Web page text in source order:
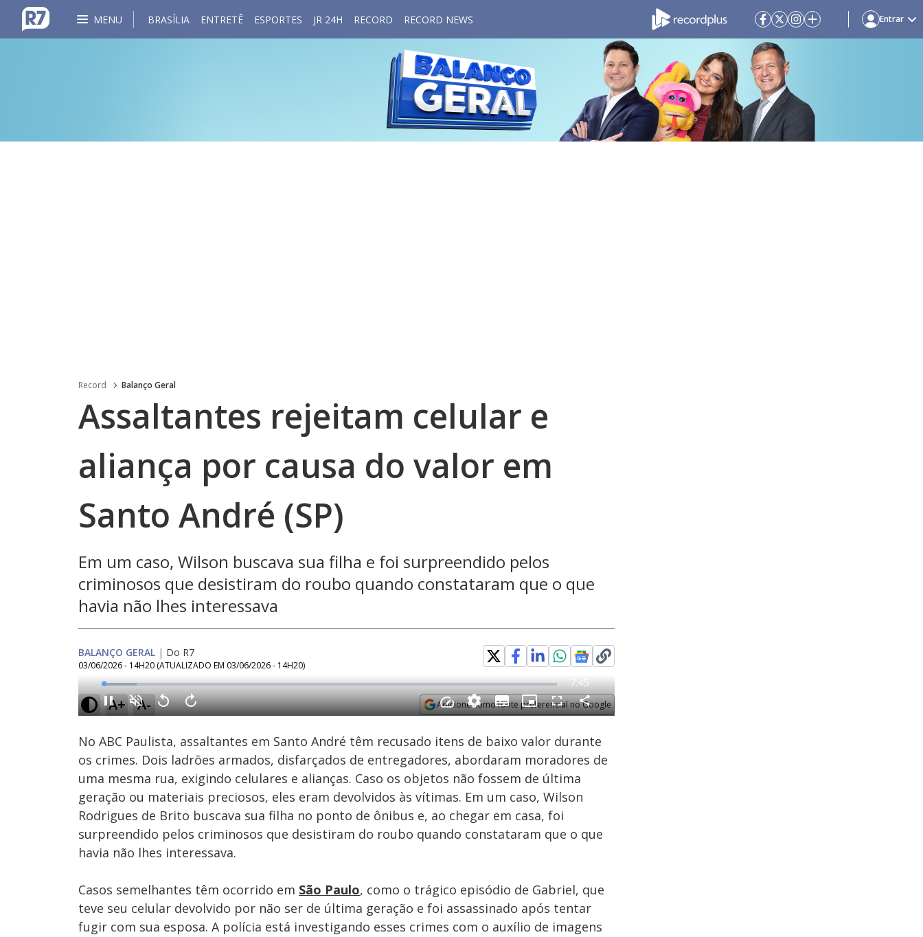
MENU BRASÍLIA ENTRETÊ ESPORTES JR 24H RECORD RECORD NEWS Entrar
Record Balanço Geral
Assaltantes rejeitam celular e
aliança por causa do valor em
Santo André (SP)
Em um caso, Wilson buscava sua filha e foi surpreendido pelos
criminosos que desistiram do roubo quando constataram que o que
havia não lhes interessava
BALANÇO GERAL | Do R7
03/06/2026 - 14H20 (ATUALIZADO EM 03/06/2026 - 14H20)
A+ A- Adicione como fonte preferencial no Google
Ativar
Som
Loaded:
7.70%
Velocidade Subtitles
No ABC Paulista, assaltantes em Santo André têm recusado itens de baixo valor durante
os crimes. Dois ladrões armados, disfarçados de entregadores, abordaram moradores de
uma mesma rua, exigindo celulares e alianças. Caso os objetos não fossem de última
geração ou materiais preciosos, eles eram devolvidos às vítimas. Em um caso, Wilson
Rodrigues de Brito buscava sua filha no ponto de ônibus e, ao chegar em casa, foi
surpreendido pelos criminosos que desistiram do roubo quando constataram que o que
havia não lhes interessava.
Casos semelhantes têm ocorrido em São Paulo, como o trágico episódio de Gabriel, que
teve seu celular devolvido por não ser de última geração e foi assassinado após tentar
fugir com sua esposa. A polícia está investigando esses crimes com o auxílio de imagens